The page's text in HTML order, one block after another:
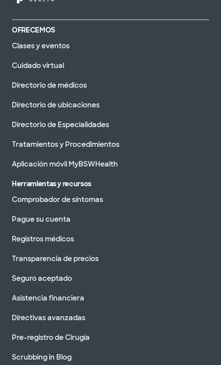
OFRECEMOS
Clases y eventos
Cuidado virtual
Directorio de médicos
Directorio de ubicaciones
Directorio de Especialidades
Tratamientos y Procedimientos
Aplicación móvil MyBSWHealth
Herramientas y recursos
Comprobador de síntomas
Pague su cuenta
Registros médicos
Transparencia de precios
Seguro aceptado
Asistencia financiera
Directivas avanzadas
Pre-registro de Cirugía
Scrubbing in Blog